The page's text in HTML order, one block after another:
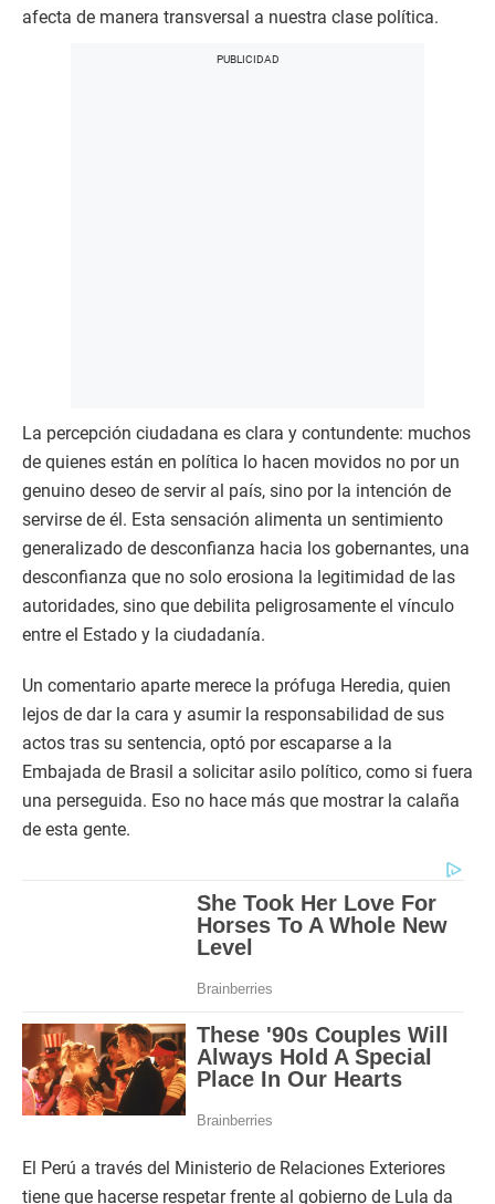
afecta de manera transversal a nuestra clase política.
La percepción ciudadana es clara y contundente: muchos
de quienes están en política lo hacen movidos no por un
genuino deseo de servir al país, sino por la intención de
servirse de él. Esta sensación alimenta un sentimiento
generalizado de desconfianza hacia los gobernantes, una
desconfianza que no solo erosiona la legitimidad de las
autoridades, sino que debilita peligrosamente el vínculo
entre el Estado y la ciudadanía.
Un comentario aparte merece la prófuga Heredia, quien
lejos de dar la cara y asumir la responsabilidad de sus
actos tras su sentencia, optó por escaparse a la
Embajada de Brasil a solicitar asilo político, como si fuera
una perseguida. Eso no hace más que mostrar la calaña
de esta gente.
El Perú a través del Ministerio de Relaciones Exteriores
tiene que hacerse respetar frente al gobierno de Lula da